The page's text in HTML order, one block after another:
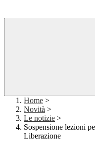
Home >
Novità >
Le notizie >
Sospensione lezioni
Liberazione